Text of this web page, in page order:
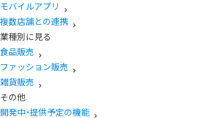
モバイルアプリ
複数店舗との連携
業種別に見る
食品販売
ファッション販売
雑貨販売
その他
開発中・提供予定の機能